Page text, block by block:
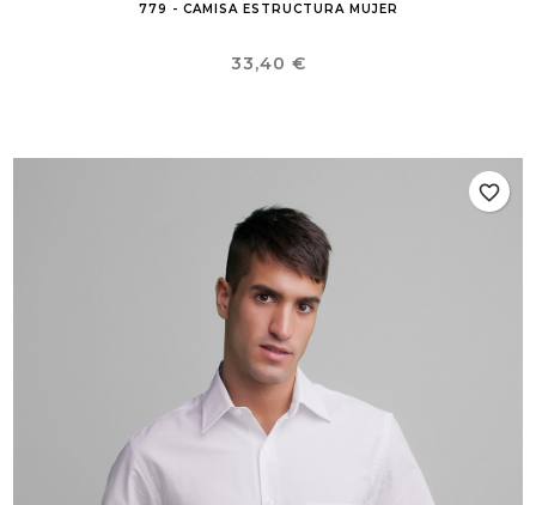
779 - CAMISA ESTRUCTURA MUJER
Precio
33,40 €
favorite_border